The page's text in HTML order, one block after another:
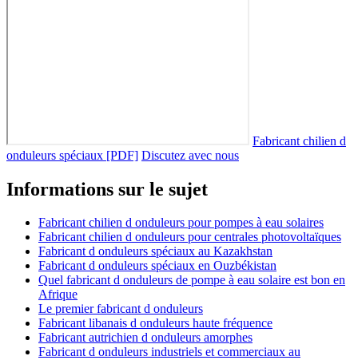
Fabricant chilien d
onduleurs spéciaux [PDF] Discutez avec nous
Informations sur le sujet
Fabricant chilien d onduleurs pour pompes à eau solaires
Fabricant chilien d onduleurs pour centrales photovoltaïques
Fabricant d onduleurs spéciaux au Kazakhstan
Fabricant d onduleurs spéciaux en Ouzbékistan
Quel fabricant d onduleurs de pompe à eau solaire est bon en
Afrique
Le premier fabricant d onduleurs
Fabricant libanais d onduleurs haute fréquence
Fabricant autrichien d onduleurs amorphes
Fabricant d onduleurs industriels et commerciaux au